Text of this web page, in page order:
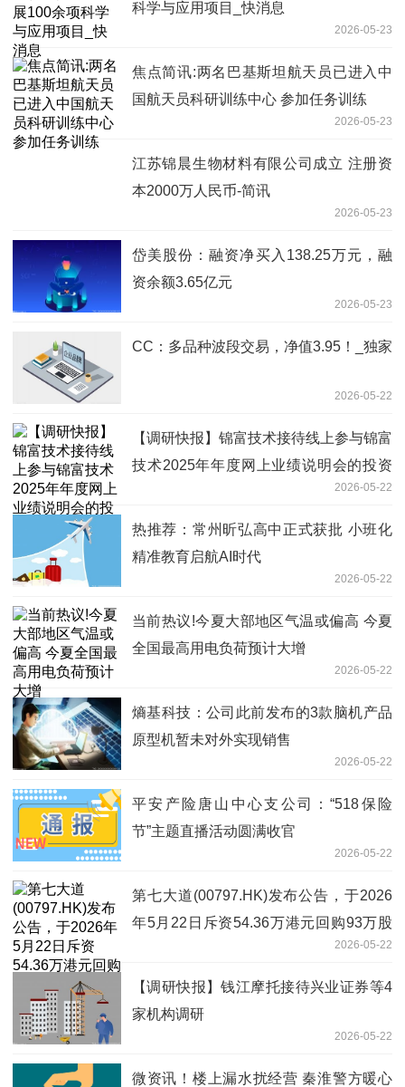
科学与应用项目_快消息
2026-05-23
焦点简讯:两名巴基斯坦航天员已进入中
国航天员科研训练中心 参加任务训练
2026-05-23
江苏锦晨生物材料有限公司成立 注册资
本2000万人民币-简讯
2026-05-23
岱美股份：融资净买入138.25万元，融
资余额3.65亿元
2026-05-23
CC：多品种波段交易，净值3.95！_独家
2026-05-22
【调研快报】锦富技术接待线上参与锦富
技术2025年年度网上业绩说明会的投资
2026-05-22
热推荐：常州昕弘高中正式获批 小班化
精准教育启航AI时代
2026-05-22
当前热议!今夏大部地区气温或偏高 今夏
全国最高用电负荷预计大增
2026-05-22
熵基科技：公司此前发布的3款脑机产品
原型机暂未对外实现销售
2026-05-22
平安产险唐山中心支公司：“518保险
节”主题直播活动圆满收官
2026-05-22
第七大道(00797.HK)发布公告，于2026
年5月22日斥资54.36万港元回购93万股
2026-05-22
【调研快报】钱江摩托接待兴业证券等4
家机构调研
2026-05-22
微资讯！楼上漏水扰经营 秦淮警方暖心